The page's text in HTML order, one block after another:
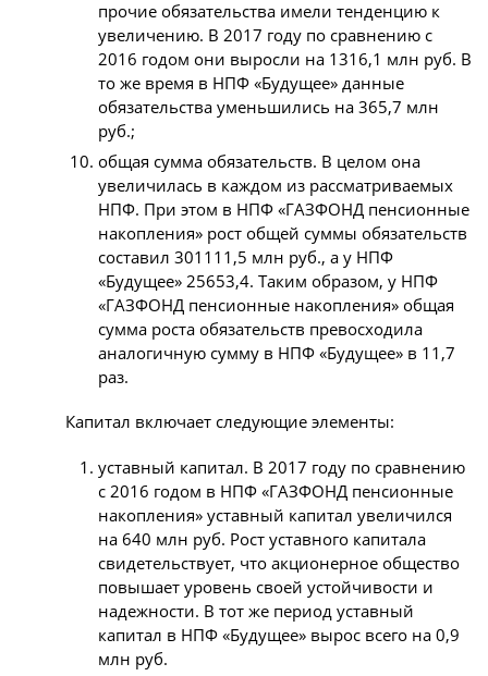
прочие обязательства имели тенденцию к
увеличению. В 2017 году по сравнению с
2016 годом они выросли на 1316,1 млн руб. В
то же время в НПФ «Будущее» данные
обязательства уменьшились на 365,7 млн
руб.;
общая сумма обязательств. В целом она
увеличилась в каждом из рассматриваемых
НПФ. При этом в НПФ «ГАЗФОНД пенсионные
накопления» рост общей суммы обязательств
составил 301111,5 млн руб., а у НПФ
«Будущее» 25653,4. Таким образом, у НПФ
«ГАЗФОНД пенсионные накопления» общая
сумма роста обязательств превосходила
аналогичную сумму в НПФ «Будущее» в 11,7
раз.
Капитал включает следующие элементы:
уставный капитал. В 2017 году по сравнению
с 2016 годом в НПФ «ГАЗФОНД пенсионные
накопления» уставный капитал увеличился
на 640 млн руб. Рост уставного капитала
свидетельствует, что акционерное общество
повышает уровень своей устойчивости и
надежности. В тот же период уставный
капитал в НПФ «Будущее» вырос всего на 0,9
млн руб.